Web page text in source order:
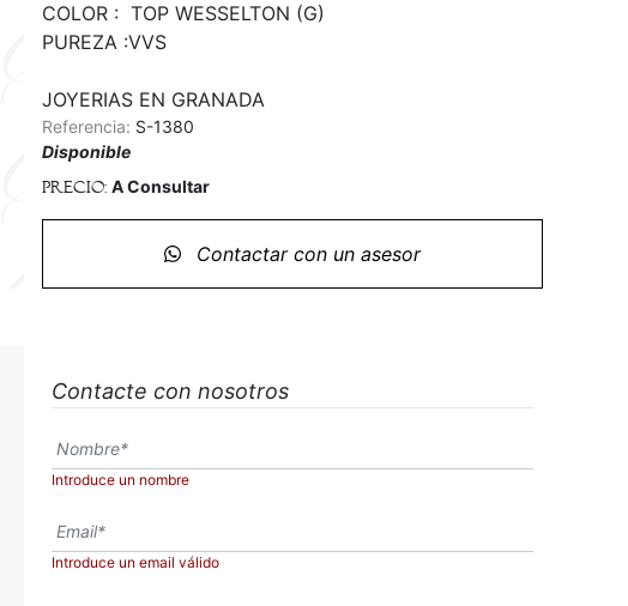
COLOR :  TOP WESSELTON (G)
PUREZA :VVS
JOYERIAS EN GRANADA
Referencia: S-1380
Disponible
Precio: A Consultar
Contactar con un asesor
Contacte con nosotros
Introduce un nombre
Introduce un email válido